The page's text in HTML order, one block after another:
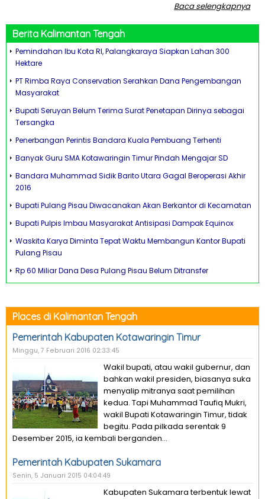
Baca selengkapnya
Berita Kalimantan Tengah
Pemindahan Ibu Kota RI, Palangkaraya Siapkan Lahan 300
Hektare
PT Rimba Raya Conservation Serahkan Dana Pengembangan
Masyarakat
Bupati Seruyan Belum Terima Surat Penetapan Dirinya sebagai
Tersangka
Penerbangan Perintis Bandara Kuala Pembuang Terhenti
Banyak Guru SMA Kotawaringin Timur Pindah Mengajar SD
Bandara Muhammad Sidik Barito Utara Gagal Beroperasi Akhir
2016
Bupati Pulang Pisau Diwacanakan Akan Berkantor di Kecamatan
Bupati Pulpis Imbau Masyarakat Antisipasi Dampak Equinox
Waskita Karya Diminta Tepat Waktu Membangun Kantor Bupati
Pulang Pisau
Rp 60 Miliar Dana Desa Pulang Pisau Belum Ditransfer
Places di Kalimantan Tengah
Pemerintah Kabupaten Kotawaringin Timur
Minggu, 7 Februari 2016 02:33:45
Wakil bupati, atau wakil gubernur, dan
bahkan wakil presiden, biasanya suka
menyalip mitranya saat pemilihan
kedua. Tapi Muhammad Taufiq Mukri,
wakil Bupati Kotawaringin Timur, tidak
begitu. Pada pilkada serentak 9
Desember 2015, ia kembali berganden...
Pemerintah Kabupaten Sukamara
Senin, 5 Januari 2015 04:04:49
Kabupaten Sukamara terbentuk lewat